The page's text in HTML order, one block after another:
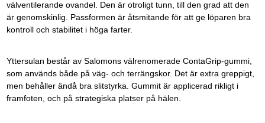
välventilerande ovandel. Den är otroligt tunn, till den grad att den
är genomskinlig. Passformen är åtsmitande för att ge löparen bra
kontroll och stabilitet i höga farter.
Yttersulan består av Salomons välrenomerade ContaGrip-gummi,
som används både på väg- och terrängskor. Det är extra greppigt,
men behåller ändå bra slitstyrka. Gummit är applicerad rikligt i
framfoten, och på strategiska platser på hälen.